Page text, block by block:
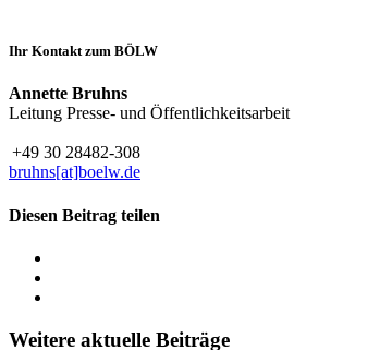
Ihr Kontakt zum BÖLW
Annette Bruhns
Leitung Presse- und Öffentlichkeitsarbeit
+49 30 28482-308
bruhns[at]boelw.de
Diesen Beitrag teilen
Weitere aktuelle Beiträge